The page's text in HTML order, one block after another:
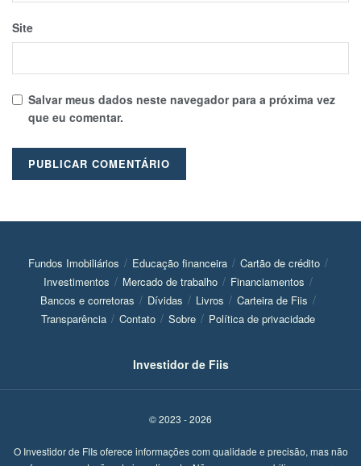
Site
Salvar meus dados neste navegador para a próxima vez
que eu comentar.
Fundos Imobiliários Educação financeira
Cartão de crédito
Investimentos
Mercado de trabalho
Financiamentos
Bancos e corretoras
Dívidas Livros
Carteira de Fiis
Transparência
Contato Sobre Política de privacidade
Investidor de Fiis
© 2023 - 2026
O Investidor de FIIs oferece informações com qualidade e precisão, mas não